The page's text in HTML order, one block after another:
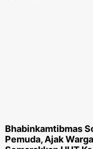
Bhabinkamtibmas
Pemuda, Ajak